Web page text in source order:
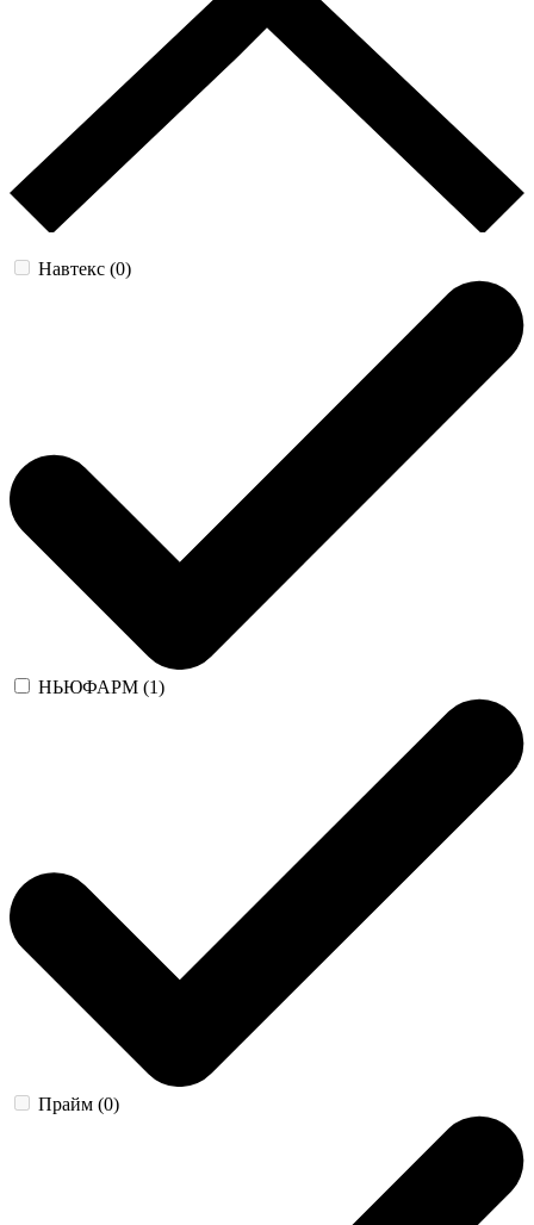
Навтекс (0)
НЬЮФАРМ (1)
Прайм (0)